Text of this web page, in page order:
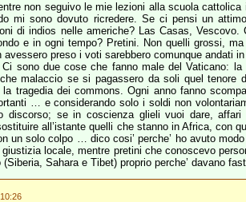
non seguivo le mie lezioni alla scuola
mi sono dovuto ricredere. Se ci pensi un
di indios nelle americhe? Las Casas,
e in ogni tempo? Pretini. Non quelli grossi,
avessero preso i voti sarebbero comunque andati
Ci sono due cose che fanno male del Vaticano:
malaccio se si pagassero da soli quel
la tragedia dei commons. Ogni anno fanno
… e considerando solo i soldi non
discorso; se in coscienza glieli vuoi dare,
all’istante quelli che stanno in Africa, con
un solo colpo … dico cosi’ perche’ ho avuto
locale, mentre pretini che conoscevo
(Siberia, Sahara e Tibet) proprio perche’ davano